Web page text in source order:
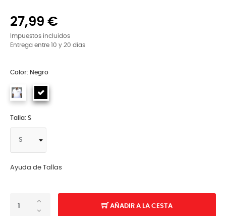
27,99 €
Impuestos incluidos
Entrega entre 10 y 20 días
Color: Negro
Talla: S
Ayuda de Tallas
AÑADIR A LA CESTA